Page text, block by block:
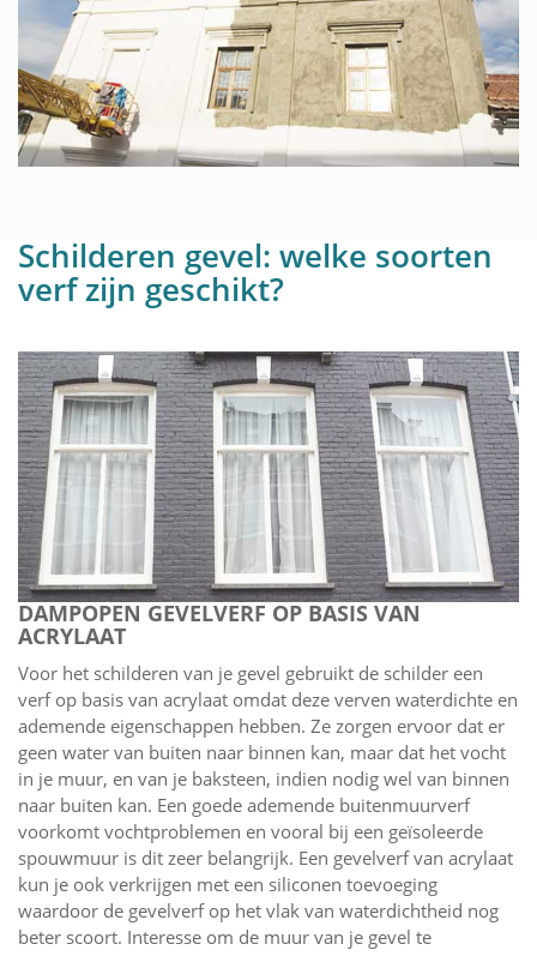
Schilderen gevel: welke soorten
verf zijn geschikt?
DAMPOPEN GEVELVERF OP BASIS VAN
ACRYLAAT
Voor het schilderen van je gevel gebruikt de schilder een
verf op basis van acrylaat omdat deze verven waterdichte en
ademende eigenschappen hebben. Ze zorgen ervoor dat er
geen water van buiten naar binnen kan, maar dat het vocht
in je muur, en van je baksteen, indien nodig wel van binnen
naar buiten kan. Een goede ademende buitenmuurverf
voorkomt vochtproblemen en vooral bij een geïsoleerde
spouwmuur is dit zeer belangrijk. Een gevelverf van acrylaat
kun je ook verkrijgen met een siliconen toevoeging
waardoor de gevelverf op het vlak van waterdichtheid nog
beter scoort. Interesse om de muur van je gevel te